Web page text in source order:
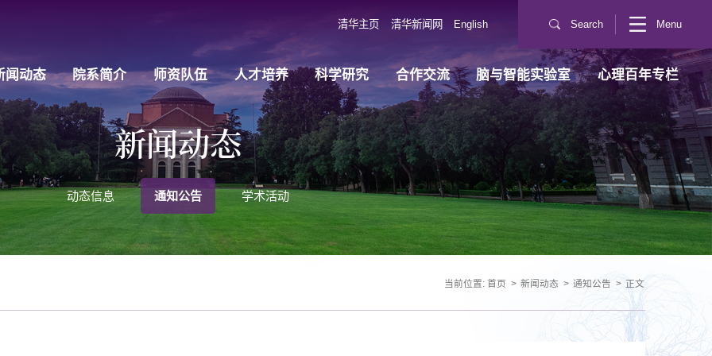
清华主页 清华新闻网 English Search Menu
闻动态 院系简介 师资队伍 人才培养 科学研究 合作交流 脑与智能实验室 心理百年专栏
新闻动态
动态信息 通知公告 学术活动
当前位置: 首页 > 新闻动态 > 通知公告 > 正文